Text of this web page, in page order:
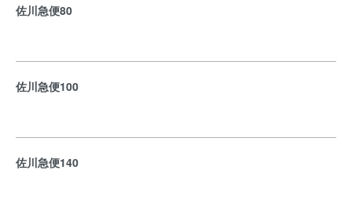
佐川急便80
佐川急便100
佐川急便140